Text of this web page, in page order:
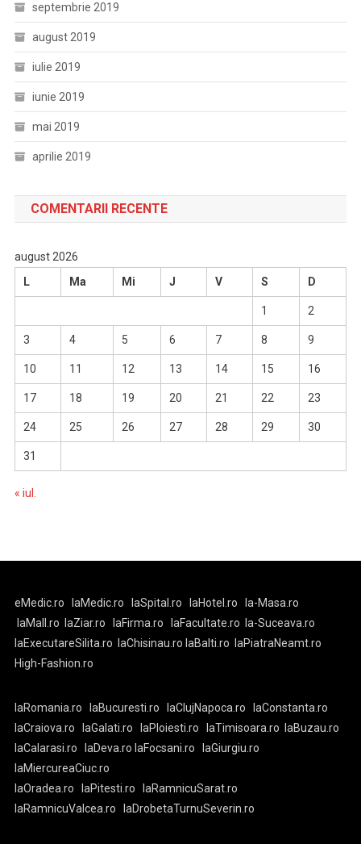
septembrie 2019
august 2019
iulie 2019
iunie 2019
mai 2019
aprilie 2019
COMENTARII RECENTE
august 2026
L
Ma Mi J V S D
1 2
3 4 5 6 7 8 9
10 11 12 13 14 15 16
17 18 19 20 21 22 23
24 25 26 27 28 29 30
31
« iul.
eMedic.ro laMedic.ro laSpital.ro laHotel.ro
la-Masa.ro
laMall.ro
laZiar.ro laFirma.ro laFacultate.ro
la-Suceava.ro
laExecutareSilita.ro
laChisinau.ro laBalti.ro
laPiatraNeamt.ro
High-Fashion.ro
laRomania.ro laBucuresti.ro laClujNapoca.ro
laConstanta.ro
laCraiova.ro
laGalati.ro laPloiesti.ro laTimisoara.ro
laBuzau.ro
laCalarasi.ro
laDeva.ro laFocsani.ro
laGiurgiu.ro
laMiercureaCiuc.ro
laOradea.ro
laPitesti.ro
laRamnicuSarat.ro
laRamnicuValcea.ro
laDrobetaTurnuSeverin.ro